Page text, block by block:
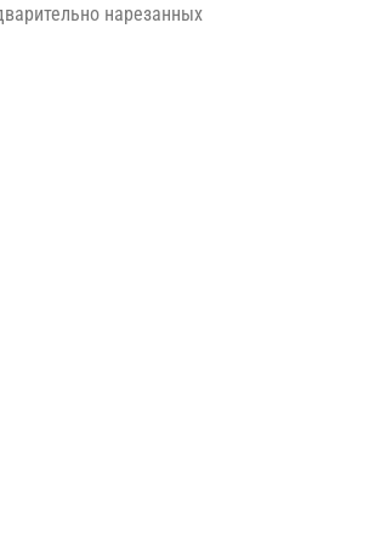
нарезанных